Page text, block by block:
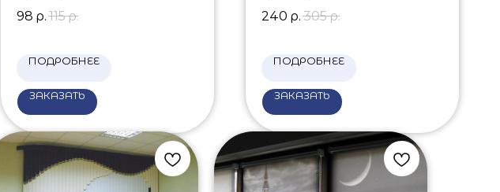
98 р. 115 р.
ПОДРОБНЕЕ
ЗАКАЗАТЬ
240 р. 305 р.
ПОДРОБНЕЕ
ЗАКАЗАТЬ